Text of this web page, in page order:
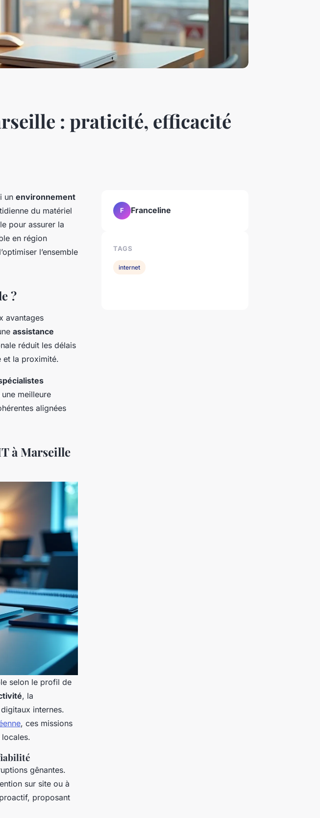
: praticité, efficacité
un environnement
du matériel
pour assurer la
en région
l’ensemble
?
avantages
assistance
réduit les délais
et la proximité.
meilleure
alignées
à Marseille
selon le profil de
, la
internes.
, ces missions
gênantes.
sur site ou à
proposant
F Franceline
TAGS
internet